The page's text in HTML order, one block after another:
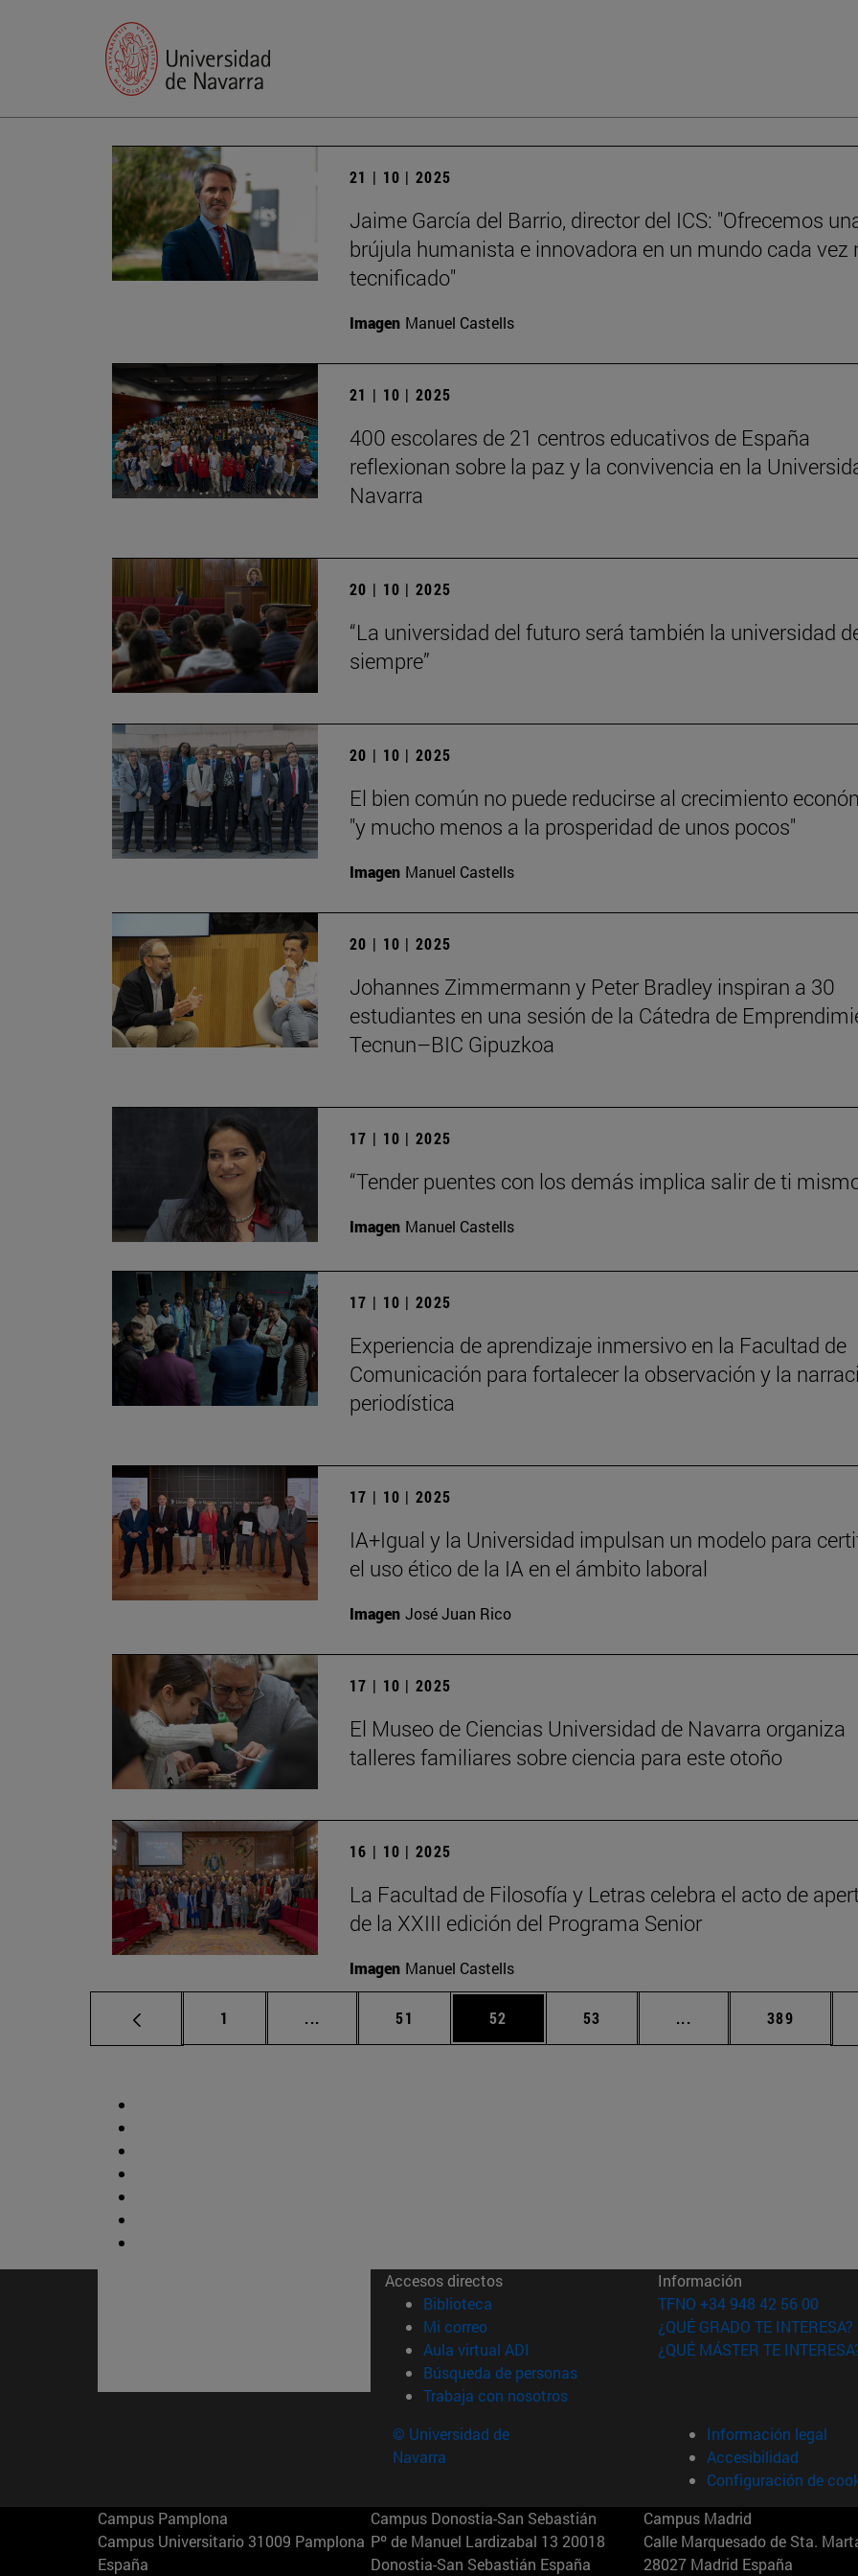
21 | 10 | 2025
Jaime García del Barrio, director del ICS: "Ofrecemos
brújula humanista e innovadora en un mundo cada vez
tecnificado"
Imagen Manuel Castells
21 | 10 | 2025
400 escolares de 21 centros educativos de España
reflexionan sobre la paz y la convivencia en la
Navarra
20 | 10 | 2025
“La universidad del futuro será también la universidad
siempre”
20 | 10 | 2025
El bien común no puede reducirse al crecimiento
"y mucho menos a la prosperidad de unos pocos"
Imagen Manuel Castells
20 | 10 | 2025
Johannes Zimmermann y Peter Bradley inspiran a 30
estudiantes en una sesión de la Cátedra de
Tecnun–BIC Gipuzkoa
17 | 10 | 2025
“Tender puentes con los demás implica salir de ti
Imagen Manuel Castells
17 | 10 | 2025
Experiencia de aprendizaje inmersivo en la Facultad de
Comunicación para fortalecer la observación y la
periodística
17 | 10 | 2025
IA+Igual y la Universidad impulsan un modelo para
el uso ético de la IA en el ámbito laboral
Imagen José Juan Rico
17 | 10 | 2025
El Museo de Ciencias Universidad de Navarra organiza
talleres familiares sobre ciencia para este otoño
16 | 10 | 2025
La Facultad de Filosofía y Letras celebra el acto de
de la XXIII edición del Programa Senior
Imagen Manuel Castells
Página
1 ... Páginas intermedias Use TAB para desplazarse.
Página
51 Página
52 Página
53 ... Páginas intermedias
Página
389
Accesos directos
Biblioteca (abre en nueva ventana)
Mi correo(abre en nueva ventana)
Aula virtual ADI (abre en nueva ventana)
Búsqueda de personas(abre en nueva ventana)
Trabaja con nosotros(abre en nueva ventana)
Información
TFNO +34 948 42 56 00
¿QUÉ GRADO TE INTERESA?
¿QUÉ MÁSTER TE
© Universidad de
Navarra
Información legal
Accesibilidad
Configuración de
Campus Pamplona
Campus Universitario 31009 Pamplona
España
Campus Donostia-San Sebastián
Pº de Manuel Lardizabal 13 20018
Donostia-San Sebastián España
Campus Madrid
Calle Marquesado de Sta.
28027 Madrid España